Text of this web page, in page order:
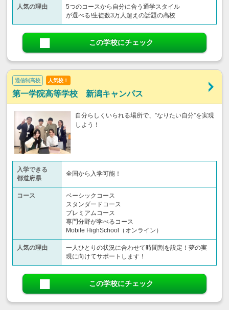
人気の理由
5つのコースから自分に合う通学スタイル
が選べる!生徒数3万人超えの話題の高校
この学校にチェック
通信制高校 人気校！
第一学院高等学校 新潟キャンパス
自分らしくいられる場所で、”なりたい自分”を実現
しよう！
入学できる
都道府県
全国から入学可能！
コース
ベーシックコース
スタンダードコース
プレミアムコース
専門分野が学べるコース
Mobile HighSchool（オンライン）
人気の理由
一人ひとりの状況に合わせて時間割を設定！夢の実
現に向けてサポートします！
この学校にチェック